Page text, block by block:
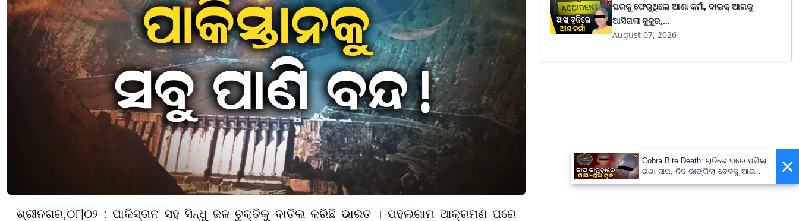
ଶ୍ରୀନଗର,୦୮|୦୨ :ପାକିସ୍ତାନ ସହ ସିନ୍ଧୁ ଜଳ ଚୁକ୍ତିକୁ ବାତିଲ କରିଛି ଭାରତ । ପହଲଗାମ ଆକ୍ରମଣ ପରେ
ଘରକୁ ଫେରୁଥିଲେ ଆଶା କର୍ମୀ, ବାଇକ୍ ଆଗକୁ
ଆସିଗଲା କୁକୁର,...
August 07, 2026
×
Cobra Bite Death: ରାତିରେ ଘରେ ପଶିଲା
ରଣା ସାପ, ନିଦ ଭାଙ୍ଗିଲା ବେଳକୁ ଆଉ